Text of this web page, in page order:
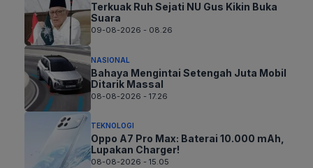
Terkuak Ruh Sejati NU Gus Kikin Buka
Suara
09-08-2026 - 08.26
NASIONAL
Bahaya Mengintai Setengah Juta Mobil
Ditarik Massal
08-08-2026 - 17.26
TEKNOLOGI
Oppo A7 Pro Max: Baterai 10.000 mAh,
Lupakan Charger!
08-08-2026 - 15.05